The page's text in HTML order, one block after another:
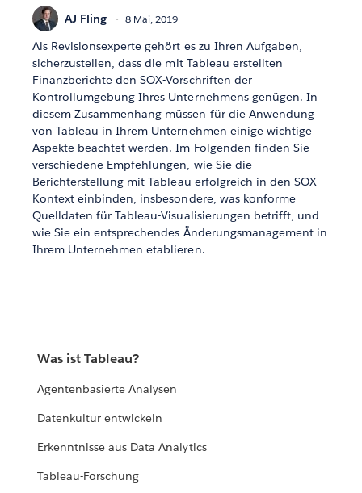
AJ Fling 8 Mai, 2019
Als Revisionsexperte gehört es zu Ihren Aufgaben,
sicherzustellen, dass die mit Tableau erstellten
Finanzberichte den SOX-Vorschriften der
Kontrollumgebung Ihres Unternehmens genügen. In
diesem Zusammenhang müssen für die Anwendung
von Tableau in Ihrem Unternehmen einige wichtige
Aspekte beachtet werden. Im Folgenden finden Sie
verschiedene Empfehlungen, wie Sie die
Berichterstellung mit Tableau erfolgreich in den SOX-
Kontext einbinden, insbesondere, was konforme
Quelldaten für Tableau-Visualisierungen betrifft, und
wie Sie ein entsprechendes Änderungsmanagement in
Ihrem Unternehmen etablieren.
Was ist Tableau?
Agentenbasierte Analysen
Datenkultur entwickeln
Erkenntnisse aus Data Analytics
Tableau-Forschung